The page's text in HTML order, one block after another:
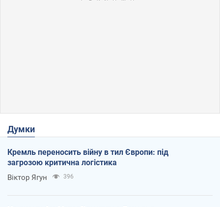
Думки
Кремль переносить війну в тил Європи: під
загрозою критична логістика
Віктор Ягун 396